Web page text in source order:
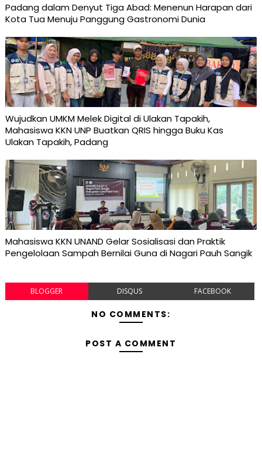
Padang dalam Denyut Tiga Abad: Menenun Harapan dari
Kota Tua Menuju Panggung Gastronomi Dunia
Wujudkan UMKM Melek Digital di Ulakan Tapakih,
Mahasiswa KKN UNP Buatkan QRIS hingga Buku Kas
Ulakan Tapakih, Padang
Mahasiswa KKN UNAND Gelar Sosialisasi dan Praktik
Pengelolaan Sampah Bernilai Guna di Nagari Pauh Sangik
BLOGGER DISQUS FACEBOOK
NO COMMENTS:
POST A COMMENT